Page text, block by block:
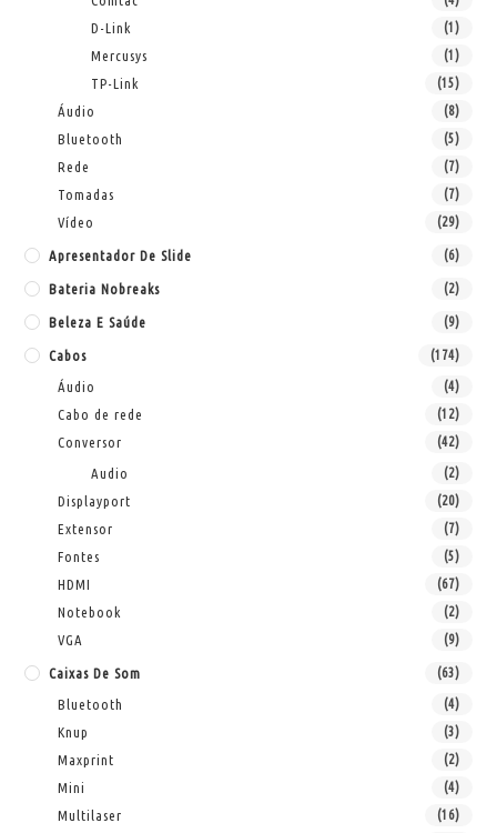
D-Link (1)
Mercusys (1)
TP-Link (15)
Áudio (8)
Bluetooth (5)
Rede (7)
Tomadas (7)
Vídeo (29)
Apresentador De Slide (6)
Bateria Nobreaks (2)
Beleza E Saúde (9)
Cabos (174)
Áudio (4)
Cabo de rede (12)
Conversor (42)
Audio (2)
Displayport (20)
Extensor (7)
Fontes (5)
HDMI (67)
Notebook (2)
VGA (9)
Caixas De Som (63)
Bluetooth (4)
Knup (3)
Maxprint (2)
Mini (4)
Multilaser (16)